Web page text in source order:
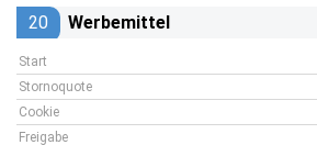
20 Werbemittel
Start
Stornoquote
Cookie
Freigabe